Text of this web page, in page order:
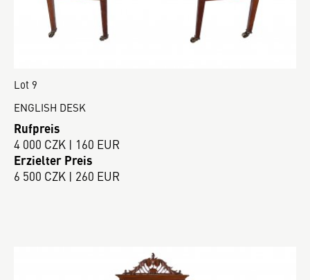
Lot 9
ENGLISH DESK
Rufpreis
4 000 CZK | 160 EUR
Erzielter Preis
6 500 CZK | 260 EUR